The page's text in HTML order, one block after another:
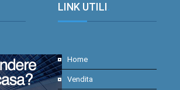
LINK UTILI.
Home
Vendita